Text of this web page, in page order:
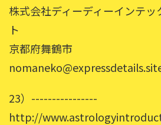
株式会社ディーディーインテッ
ト
京都府舞鶴市
23）----------------
http://